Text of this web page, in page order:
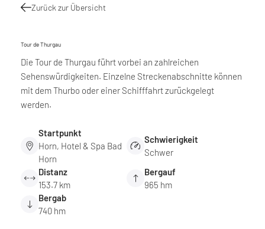
Zurück zur Übersicht
Tour de Thurgau
Die Tour de Thurgau führt vorbei an zahlreichen
Sehenswürdigkeiten. Einzelne Streckenabschnitte können
mit dem Thurbo oder einer Schifffahrt zurückgelegt
werden.
Startpunkt
Horn, Hotel & Spa Bad
Horn
Schwierigkeit
Schwer
Distanz
153.7 km
Bergauf
965 hm
Bergab
740 hm